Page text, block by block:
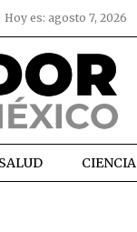
Hoy es: agosto 7, 2026
SALUD CIENCIA